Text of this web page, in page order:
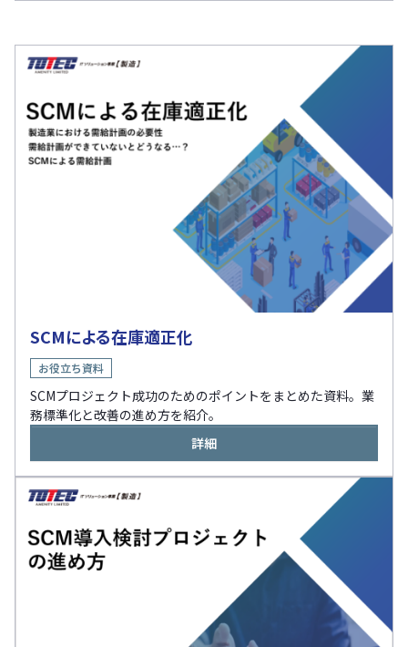
SCMによる在庫適正化
お役立ち資料
SCMプロジェクト成功のためのポイントをまとめた資料。業
務標準化と改善の進め方を紹介。
詳細